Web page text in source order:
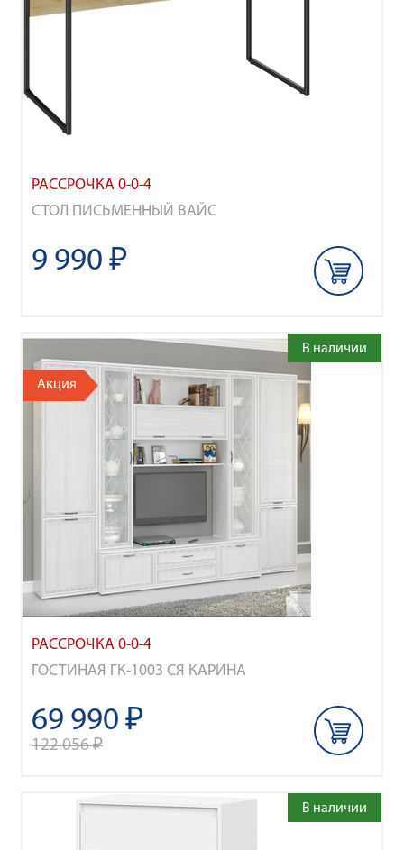
РАССРОЧКА 0-0-4
СТОЛ ПИСЬМЕННЫЙ ВАЙС
9 990 ₽
РАССРОЧКА 0-0-4
ГОСТИНАЯ ГК-1003 СЯ КАРИНА
Акция
В наличии
69 990 ₽
122 056 ₽
В наличии